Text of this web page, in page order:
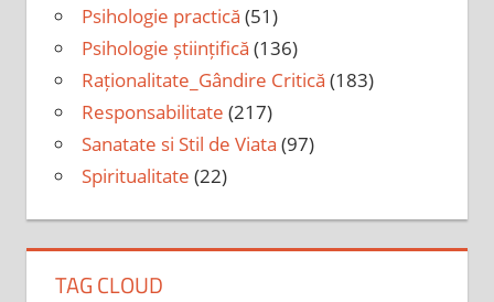
Psihologie practică (51)
Psihologie științifică (136)
Raționalitate_Gândire Critică (183)
Responsabilitate (217)
Sanatate si Stil de Viata (97)
Spiritualitate (22)
TAG CLOUD